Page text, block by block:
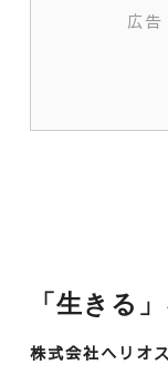
広告
「生きる
株式会社ヘリオス